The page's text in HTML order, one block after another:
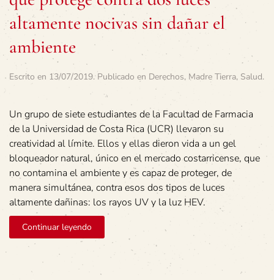
altamente nocivas sin dañar el
ambiente
Escrito en 13/07/2019. Publicado en Derechos, Madre Tierra, Salud.
Un grupo de siete estudiantes de la Facultad de Farmacia
de la Universidad de Costa Rica (UCR) llevaron su
creatividad al límite. Ellos y ellas dieron vida a un gel
bloqueador natural, único en el mercado costarricense, que
no contamina el ambiente y es capaz de proteger, de
manera simultánea, contra esos dos tipos de luces
altamente dañinas: los rayos UV y la luz HEV.
Continuar leyendo